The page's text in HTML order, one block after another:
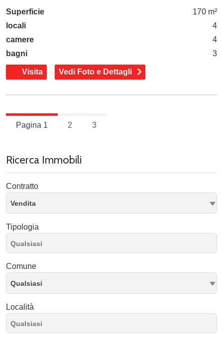
Superficie
170 m²
locali
4
camere
4
bagni
3
Visita Vedi Foto e Dettagli
Pagina 1 2 3
Ricerca Immobili
Contratto
Vendita
Tipologia
Comune
Qualsiasi
Località